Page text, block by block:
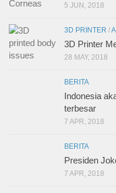
5 JUN, 2018
3D PRINTER /
3D Printer
28 MAY, 2018
BERITA
Indonesia
terbesar
7 APR, 2018
BERITA
Presiden
7 APR, 2018